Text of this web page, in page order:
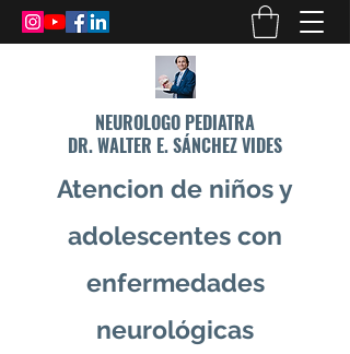
NEUROLOGO PEDIATRA
DR. WALTER E. SÁNCHEZ VIDES
Atencion de niños y
adolescentes con
enfermedades
neurológicas